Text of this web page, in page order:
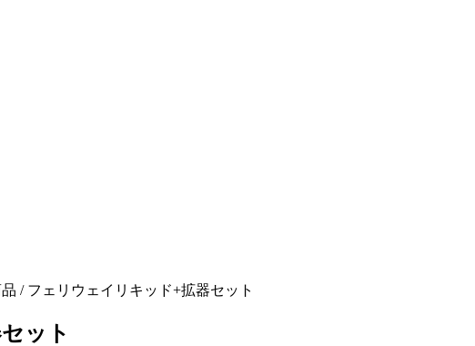
/ フェリウェイリキッド+拡器セット
ット